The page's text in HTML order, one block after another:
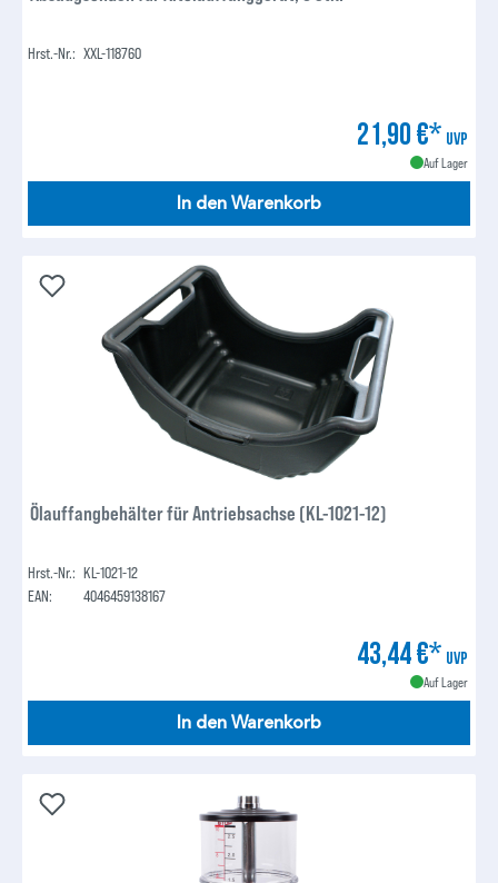
Hrst.-Nr.: XXL-118760
21,90 €* UVP
Auf Lager
In den Warenkorb
Ölauffangbehälter für Antriebsachse (KL-1021-12)
Hrst.-Nr.: KL-1021-12
EAN:
4046459138167
43,44 €* UVP
Auf Lager
In den Warenkorb